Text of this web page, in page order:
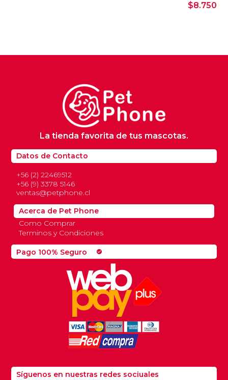
$8.750
Pago 100% Seguro check_circle
Datos de Contacto
+56 (2) 22469512
+56 (9) 3378 5146
ventas@petphone.cl
La tienda favorita de tus mascotas.
Acerca de Pet Phone
Como Comprar
Terminos y Condiciones
Síguenos en nuestras redes sociuales